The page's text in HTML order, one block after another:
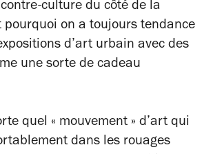
culture du côté de la
pourquoi on a toujours tendance
d’art urbain avec des
une sorte de cadeau
quel « mouvement » d’art qui
dans les rouages